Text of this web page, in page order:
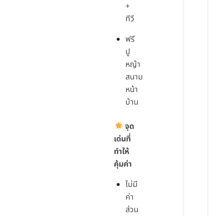
+
ทีวี
ฟรี
ปู
หญ้า
สนาม
หน้า
บ้าน
จุด
เด่นที่
ทำให้
คุ้มค่า
ไม่มี
ค่า
ส่วน